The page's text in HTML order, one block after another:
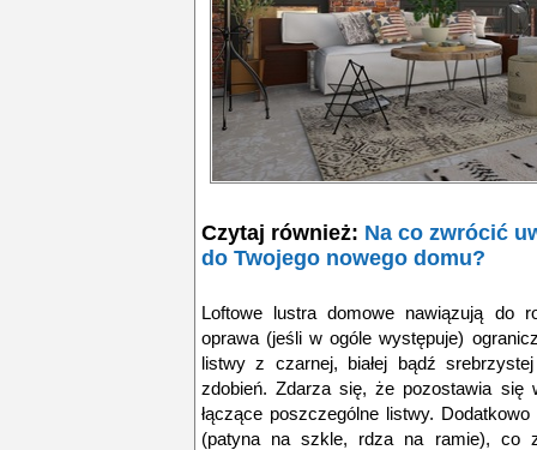
Czytaj również: Na co zwrócić
do Twojego nowego domu?
Loftowe lustra domowe nawiązują do
oprawa (jeśli w ogóle występuje)
listwy z czarnej, białej bądź
zdobień. Zdarza się, że pozostawia się
łączące poszczególne listwy.
(patyna na szkle, rdza na ramie), co